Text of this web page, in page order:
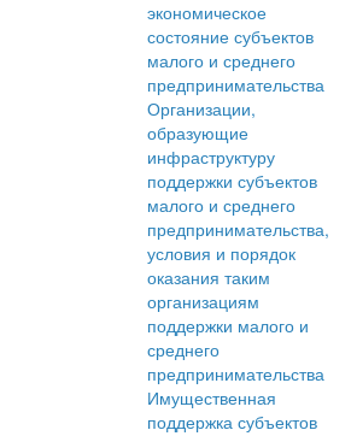
экономическое
состояние субъектов
малого и среднего
предпринимательства
Организации,
образующие
инфраструктуру
поддержки субъектов
малого и среднего
предпринимательства,
условия и порядок
оказания таким
организациям
поддержки малого и
среднего
предпринимательства
Имущественная
поддержка субъектов